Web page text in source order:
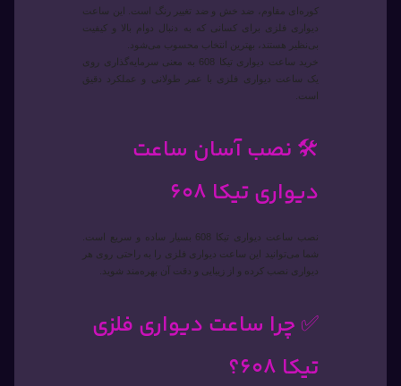
کوره‌ای مقاوم، ضد خش و ضد تغییر رنگ است. این ساعت
دیواری فلزی برای کسانی که به دنبال دوام بالا و کیفیت
بی‌نظیر هستند، بهترین انتخاب محسوب می‌شود.
خرید ساعت دیواری تیکا 608 به معنی سرمایه‌گذاری روی
یک ساعت دیواری فلزی با عمر طولانی و عملکرد دقیق
است.
🛠️ نصب آسان ساعت
دیواری تیکا 608
نصب ساعت دیواری تیکا 608 بسیار ساده و سریع است.
شما می‌توانید این ساعت دیواری فلزی را به راحتی روی هر
دیواری نصب کرده و از زیبایی و دقت آن بهره‌مند شوید.
✅ چرا ساعت دیواری فلزی
تیکا 608؟